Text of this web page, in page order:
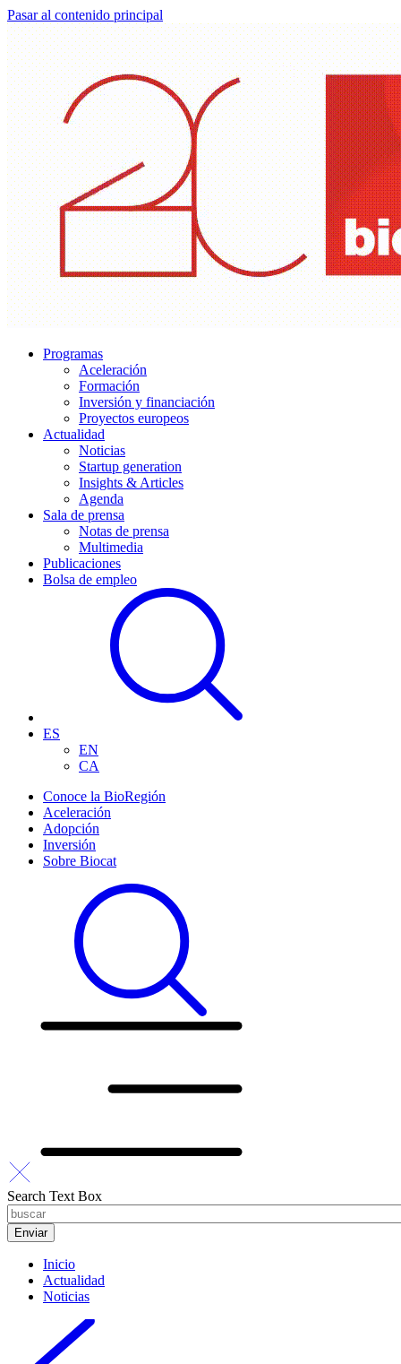
Pasar al contenido principal
Programas
Aceleración
Formación
Inversión y financiación
Proyectos europeos
Actualidad
Noticias
Startup generation
Insights & Articles
Agenda
Sala de prensa
Notas de prensa
Multimedia
Publicaciones
Bolsa de empleo
ES
EN
CA
Conoce la BioRegión
Aceleración
Adopción
Inversión
Sobre Biocat
Search Text Box
Inicio
Actualidad
Noticias